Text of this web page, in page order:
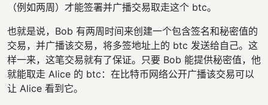
（例如两周）才能签署并广播交易取走这个 btc。
也就是说，Bob 有两周时间来创建一个包含签名和秘密值的
交易，并广播该交易，将多签地址上的 btc 发送给自己。这
样一来，这笔交易就有了保证。只要 Bob 能提供秘密值，他
就能取走 Alice 的 btc：在比特币网络公开广播该交易可以
让 Alice 看到它。